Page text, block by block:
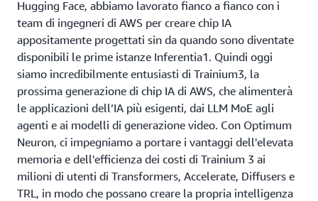
Hugging Face, abbiamo lavorato fianco a fianco con i
team di ingegneri di AWS per creare chip IA
appositamente progettati sin da quando sono diventate
disponibili le prime istanze Inferentia1. Quindi oggi
siamo incredibilmente entusiasti di Trainium3, la
prossima generazione di chip IA di AWS, che alimenterà
le applicazioni dell’IA più esigenti, dai LLM MoE agli
agenti e ai modelli di generazione video. Con Optimum
Neuron, ci impegniamo a portare i vantaggi dell'elevata
memoria e dell'efficienza dei costi di Trainium 3 ai
milioni di utenti di Transformers, Accelerate, Diffusers e
TRL, in modo che possano creare la propria intelligenza